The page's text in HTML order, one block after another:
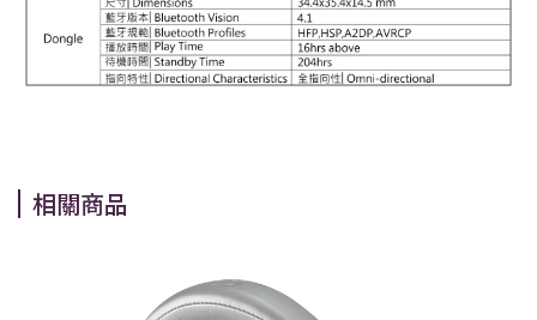
相關商品